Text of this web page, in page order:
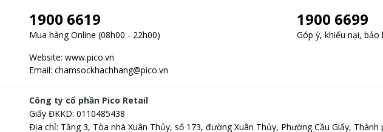
1900 6619
Mua hàng Online (08h00 - 22h00)
1900 6699
Góp ý, khiếu nại, bảo
Website: www.pico.vn
Email: chamsockhachhang@pico.vn
Công ty cổ phần Pico Retail
Giấy ĐKKD: 0110485438
Địa chỉ: Tầng 3, Tòa nhà Xuân Thủy, số 173, đường Xuân Thủy, Phường Cầu Giấy, Thành